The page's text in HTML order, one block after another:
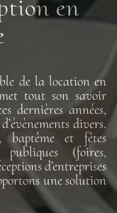
en
de la location en
tout son savoir
dernières années,
divers.
baptême et fêtes
(foires,
d’entreprises
une solution